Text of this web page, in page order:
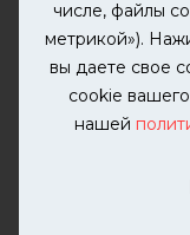
числе, файлы
метрикой»).
вы даете свое
cookie
нашей
2026 ©
автомобилей. Вся
разрешения